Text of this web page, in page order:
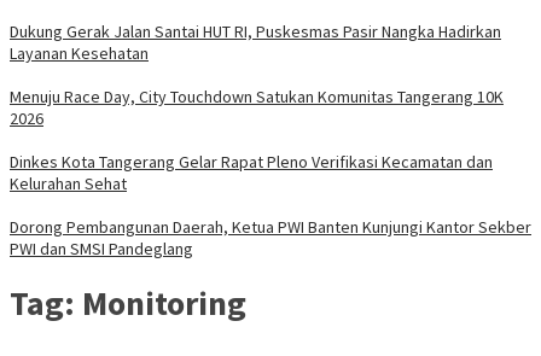
Dukung Gerak Jalan Santai HUT RI, Puskesmas Pasir Nangka Hadirkan
Layanan Kesehatan
Menuju Race Day, City Touchdown Satukan Komunitas Tangerang 10K
2026
Dinkes Kota Tangerang Gelar Rapat Pleno Verifikasi Kecamatan dan
Kelurahan Sehat
Dorong Pembangunan Daerah, Ketua PWI Banten Kunjungi Kantor Sekber
PWI dan SMSI Pandeglang
Tag: Monitoring